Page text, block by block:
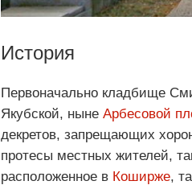
История
Первоначально кладбище
Якубской, ныне Арбесовой
декретов, запрещающих
протесы местных жителей,
расположенное в Коширже,